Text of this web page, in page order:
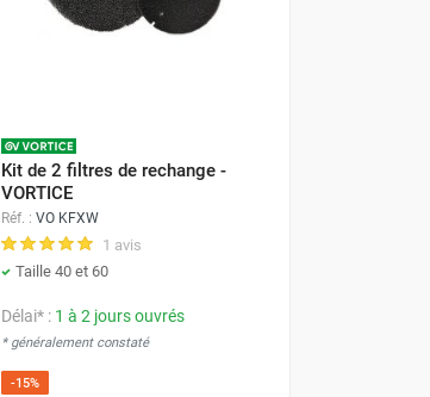
Kit de 2 filtres de rechange -
VORTICE
Réf. : VO KFXW
1 avis
Taille 40 et 60
Délai* : 1 à 2 jours ouvrés
* généralement constaté
-15%